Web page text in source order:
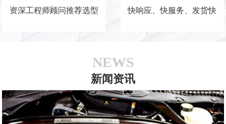
资深工程师顾问推荐选型 快响应、快服务、发货快
NEWS
新闻资讯